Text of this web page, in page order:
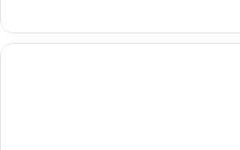
junior
(Dolce
Vita)